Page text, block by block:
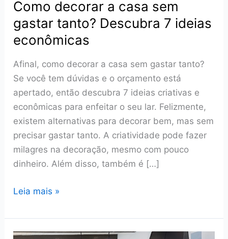
Como decorar a casa sem
gastar tanto? Descubra 7 ideias
econômicas
Afinal, como decorar a casa sem gastar tanto?
Se você tem dúvidas e o orçamento está
apertado, então descubra 7 ideias criativas e
econômicas para enfeitar o seu lar. Felizmente,
existem alternativas para decorar bem, mas sem
precisar gastar tanto. A criatividade pode fazer
milagres na decoração, mesmo com pouco
dinheiro. Além disso, também é […]
Como
a
casa
Leia mais »